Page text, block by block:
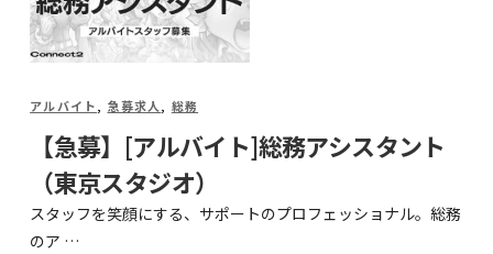
アルバイト, 急募求人, 総務
【急募】[アルバイト]総務アシスタント
（東京スタジオ）
スタッフを笑顔にする、サポートのプロフェッショナル。総務
のア …